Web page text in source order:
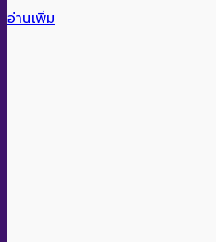
อ่านเพิ่ม